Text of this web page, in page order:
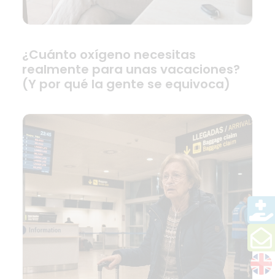
¿Cuánto oxígeno necesitas
realmente para unas vacaciones?
(Y por qué la gente se equivoca)